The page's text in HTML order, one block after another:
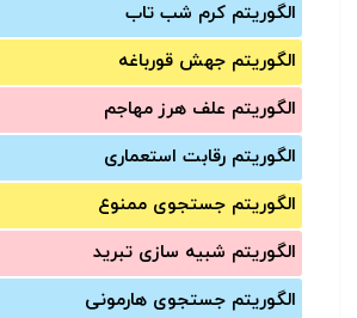
الگوریتم کرم شب تاب
الگوریتم جهش قورباغه
الگوریتم علف هرز مهاجم
الگوریتم رقابت استعماری
الگوریتم جستجوی ممنوع
الگوریتم شبیه سازی تبرید
الگوریتم جستجوی هارمونی